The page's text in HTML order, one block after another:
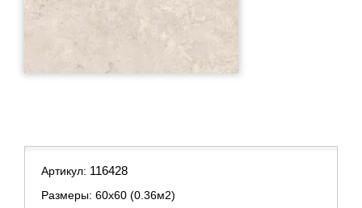
Артикул: 116428
Размеры: 60х60 (0.36м2)